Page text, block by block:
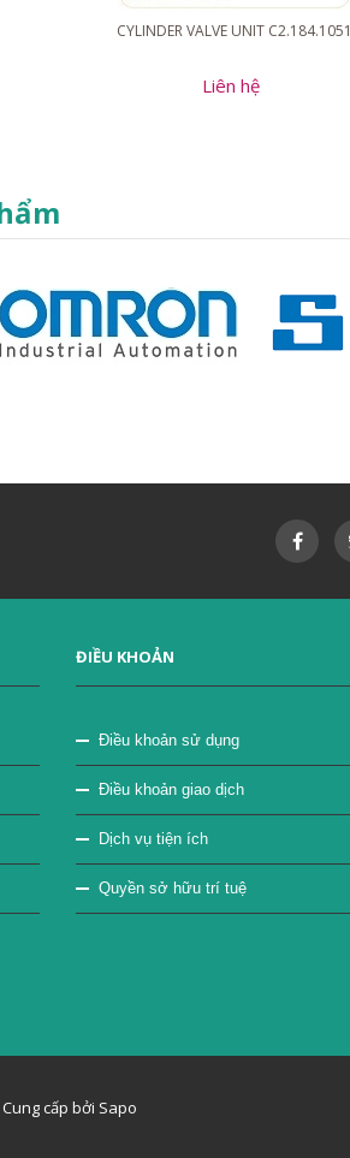
CYLINDER VALVE UNIT C2.184.1051
Liên hệ
ĐIỀU KHOẢN
Điều khoản sử dụng
Điều khoản giao dịch
Dịch vụ tiện ích
Quyền sở hữu trí tuệ
Cung cấp bởi Sapo